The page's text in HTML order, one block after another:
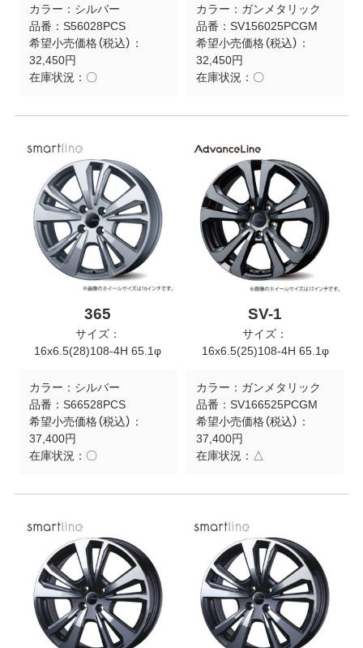
カラー： シルバー
品番： S56028PCS
希望小売価格（税込）：
32,450円
在庫状況： 〇
カラー： ガンメタリック
品番： SV156025PCGM
希望小売価格（税込）：
32,450円
在庫状況： 〇
365
サイズ：
16x6.5(28)108-4H 65.1φ
カラー： シルバー
品番： S66528PCS
希望小売価格（税込）：
37,400円
在庫状況： 〇
SV-1
サイズ：
16x6.5(25)108-4H 65.1φ
カラー： ガンメタリック
品番： SV166525PCGM
希望小売価格（税込）：
37,400円
在庫状況： △